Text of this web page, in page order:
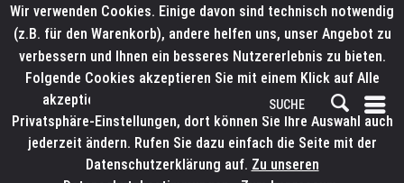
Wir verwenden Cookies. Einige davon sind technisch notwendig
(z.B. für den Warenkorb), andere helfen uns, unser Angebot zu
verbessern und Ihnen ein besseres Nutzererlebnis zu bieten.
Folgende Cookies akzeptieren Sie mit einem Klick auf Alle
akzeptieren. Weitere Informationen finden Sie in den
Privatsphäre-Einstellungen, dort können Sie Ihre Auswahl auch
jederzeit ändern. Rufen Sie dazu einfach die Seite mit der
Datenschutzerklärung auf. Zu unseren